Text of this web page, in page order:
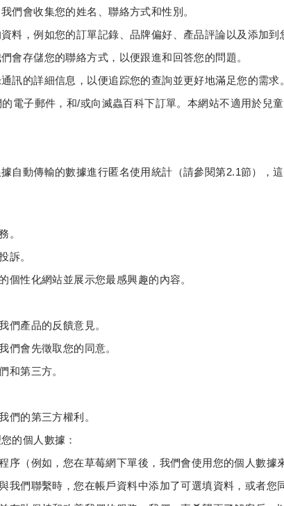
們會收集您的姓名、聯絡方式和性別。
，例如您的訂單記錄、品牌偏好、產品評論以及添加到
存儲您的聯絡方式，以便跟進和回答您的問題。
的詳細信息，以便追踪您的查詢並更好地滿足您的需求。
子郵件，和/或向滅蟲百科下訂單。本網站不適用於兒
動傳輸的數據進行匿名使用統計（請參閱第2.1節），
。
訴。
性化網站並展示您最感興趣的內容。
們產品的反饋意見。
們會先徵取您的同意。
和第三方。
們的第三方權利。
的個人數據：
（例如，您在草莓網下單後，我們會使用您的個人數據
們聯繫時，您在帳戶資料中添加了可選填資料，或者您